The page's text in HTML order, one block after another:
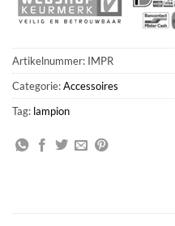
Artikelnummer: IMPR
Categorie:Accessoires
Tag: lampion